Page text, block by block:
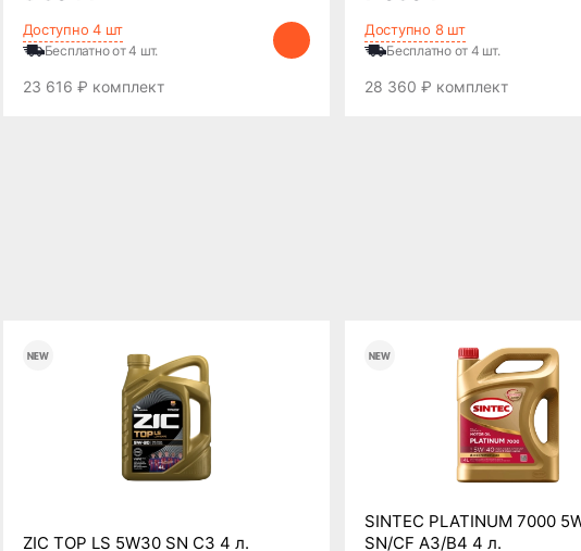
Доступно 4 шт
Бесплатно от 4 шт.
23 616 ₽ комплект
Доступно 8 шт
Бесплатно от 4 шт.
28 360 ₽ комплект
ZIC TOP LS 5W30 SN C3 4 л.
SINTEC PLATINUM 7000
SN/CF A3/B4 4 л.